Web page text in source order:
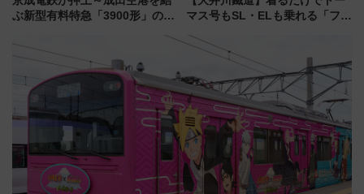
ぶ新型有料特急「3900形」のコ
マス号もSL・ELも乗れる「フリ
受注販売